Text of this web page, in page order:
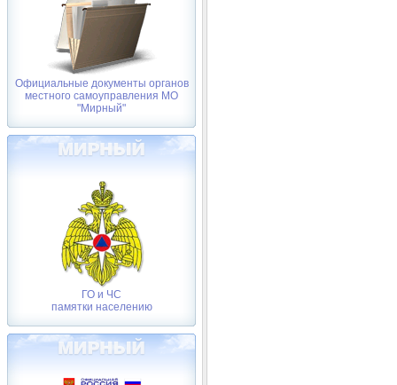
Официальные документы органов
местного самоуправления МО
"Мирный"
ГО и ЧС
памятки населению